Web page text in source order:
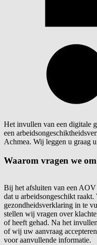
Het invullen van een digitale
een
Achmea. Wij leggen u graag
Waarom vragen we
Bij het afsluiten van een
dat u arbeidsongeschikt
gezondheidsverklaring in te
stellen wij vragen over
of heeft gehad. Na het
of wij uw aanvraag
voor aanvullende informatie.